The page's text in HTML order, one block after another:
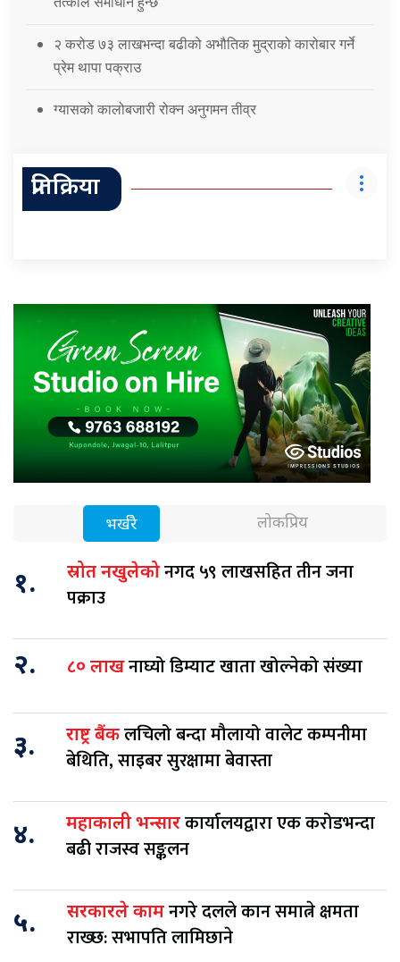
२ करोड ७३ लाखभन्दा बढीको अभौतिक मुद्राको कारोबार गर्ने
प्रेम थापा पक्राउ
ग्यासको कालोबजारी रोक्न अनुगमन तीव्र
प्रतिक्रिया
भर्खरै लोकप्रिय
१. स्रोत नखुलेकोनगद ५९ लाखसहित तीन जना
पक्राउ
२. ८० लाखनाघ्यो डिम्याट खाता खोल्नेको संख्या
३. राष्ट्र बैंकलचिलो बन्दा मौलायो वालेट कम्पनीमा
बेथिति, साइबर सुरक्षामा बेवास्ता
४. महाकाली भन्सारकार्यालयद्वारा एक करोडभन्दा
बढी राजस्व सङ्कलन
५. सरकारले कामनगरे दलले कान समात्ने क्षमता
राख्छ: सभापति लामिछाने